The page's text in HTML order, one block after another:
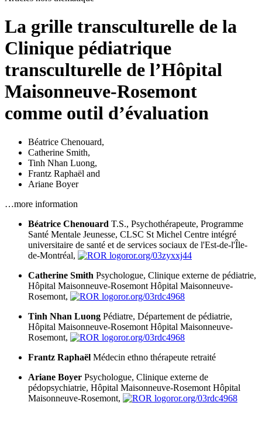
La grille transculturelle de la
Clinique pédiatrique
transculturelle de l’Hôpital
Maisonneuve-Rosemont
comme outil d’évaluation
Béatrice Chenouard,
Catherine Smith,
Tinh Nhan Luong,
Frantz Raphaël and
Ariane Boyer
…more information
Béatrice Chenouard T.S., Psychothérapeute, Programme
Santé Mentale Jeunesse, CLSC St Michel Centre intégré
universitaire de santé et de services sociaux de l'Est-de-l'Île-
de-Montréal,
ror.org/03zyxxj44
Catherine Smith Psychologue, Clinique externe de pédiatrie,
Hôpital Maisonneuve-Rosemont Hôpital Maisonneuve-
Rosemont,
ror.org/03rdc4968
Tinh Nhan Luong Pédiatre, Département de pédiatrie,
Hôpital Maisonneuve-Rosemont Hôpital Maisonneuve-
Rosemont,
ror.org/03rdc4968
Frantz Raphaël Médecin ethno thérapeute retraité
Ariane Boyer Psychologue, Clinique externe de
pédopsychiatrie, Hôpital Maisonneuve-Rosemont Hôpital
Maisonneuve-Rosemont,
ror.org/03rdc4968